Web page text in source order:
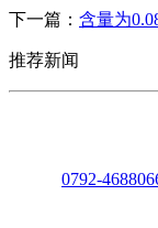
下一篇： 含量为
推荐新闻
0792-